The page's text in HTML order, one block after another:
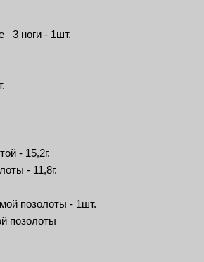
3 ноги - 1шт.
- 15,2г.
- 11,8г.
позолоты - 1шт.
позолоты